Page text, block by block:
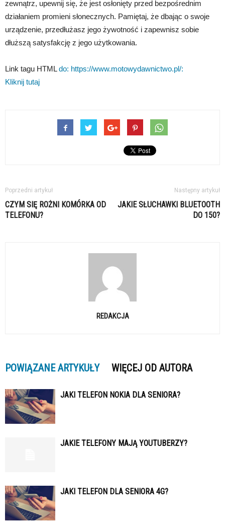
zewnątrz, upewnij się, że jest osłonięty przed bezpośrednim
działaniem promieni słonecznych. Pamiętaj, że dbając o swoje
urządzenie, przedłużasz jego żywotność i zapewnisz sobie
dłuższą satysfakcję z jego użytkowania.
Link tagu HTMLdo: https://www.motowydawnictwo.pl/:
Kliknij tutaj
Poprzedni artykuł
CZYM SIĘ ROŻNI KOMÓRKA OD
TELEFONU?
Następny artykuł
JAKIE SŁUCHAWKI BLUETOOTH
DO 150?
REDAKCJA
POWIĄZANE ARTYKUŁY WIĘCEJ OD AUTORA
JAKI TELEFON NOKIA DLA SENIORA?
JAKIE TELEFONY MAJĄ YOUTUBERZY?
JAKI TELEFON DLA SENIORA 4G?